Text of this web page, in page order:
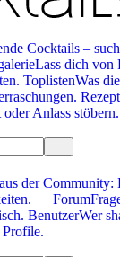
Cocktails –
Lass dich von
ToplistenWas
Anlass stöbern.
der Community:
Forum
BenutzerWer